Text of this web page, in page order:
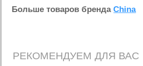
Больше товаров брендаChina
РЕКОМЕНДУЕМ ДЛЯ ВАС